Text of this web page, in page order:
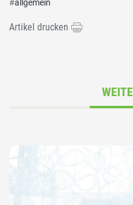
#allgemein
Artikel drucken